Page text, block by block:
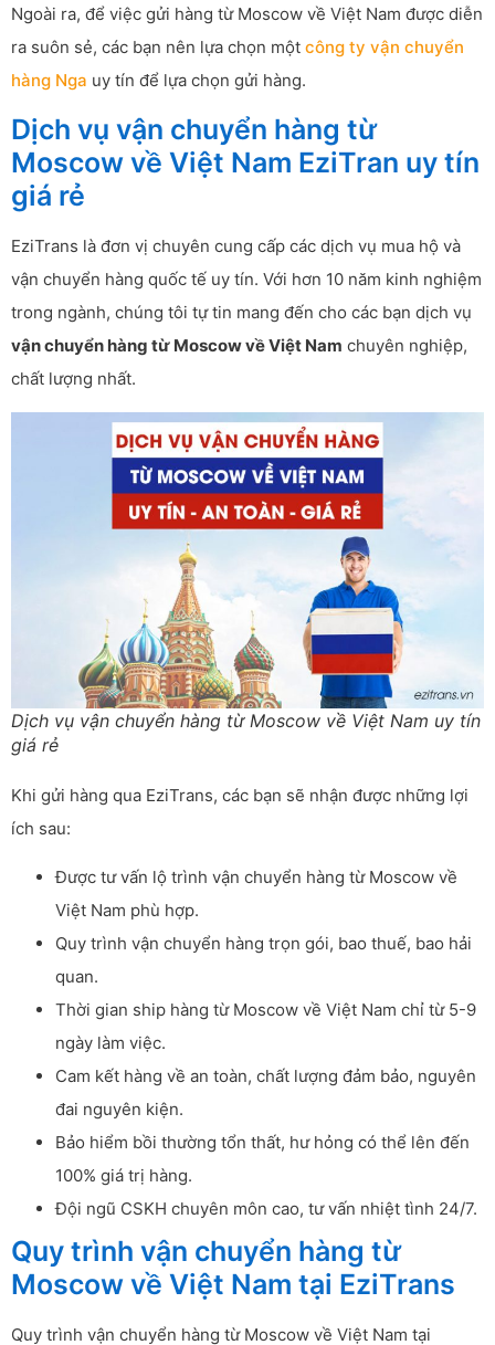
Ngoài ra, để việc gửi hàng từ Moscow về Việt Nam được diễn
ra suôn sẻ, các bạn nên lựa chọn một công ty vận chuyển
hàng Nga uy tín để lựa chọn gửi hàng.
Dịch vụ vận chuyển hàng từ
Moscow về Việt Nam EziTran uy tín
giá rẻ
EziTrans là đơn vị chuyên cung cấp các dịch vụ mua hộ và
vận chuyển hàng quốc tế uy tín. Với hơn 10 năm kinh nghiệm
trong ngành, chúng tôi tự tin mang đến cho các bạn dịch vụ
vận chuyển hàng từ Moscow về Việt Nam chuyên nghiệp,
chất lượng nhất.
Dịch vụ vận chuyển hàng từ Moscow về Việt Nam uy tín
giá rẻ
Khi gửi hàng qua EziTrans, các bạn sẽ nhận được những lợi
ích sau:
Được tư vấn lộ trình vận chuyển hàng từ Moscow về
Việt Nam phù hợp.
Quy trình vận chuyển hàng trọn gói, bao thuế, bao hải
quan.
Thời gian ship hàng từ Moscow về Việt Nam chỉ từ 5-9
ngày làm việc.
Cam kết hàng về an toàn, chất lượng đảm bảo, nguyên
đai nguyên kiện.
Bảo hiểm bồi thường tổn thất, hư hỏng có thể lên đến
100% giá trị hàng.
Đội ngũ CSKH chuyên môn cao, tư vấn nhiệt tình 24/7.
Quy trình vận chuyển hàng từ
Moscow về Việt Nam tại EziTrans
Quy trình vận chuyển hàng từ Moscow về Việt Nam tại